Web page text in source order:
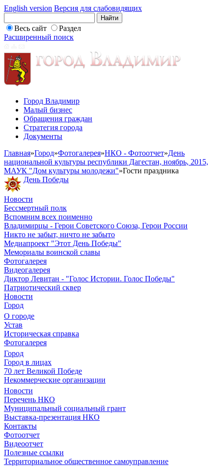
English version Версия для слабовидящих
Весь сайт
Раздел
Расширенный поиск
Город Владимир
Малый бизнес
Обращения граждан
Стратегия города
Документы
Главная»Город»Фотогалерея»НКО - Фотоотчет»День
национальной культуры республики Дагестан, ноябрь, 2015,
МАУК "Дом культуры молодежи"»Гости праздника
День Победы
Новости
Бессмертный полк
Вспомним всех поименно
Владимирцы - Герои Советского Союза, Герои России
Никто не забыт, ничто не забыто
Медиапроект "Этот День Победы"
Мемориалы воинской славы
Фотогалерея
Видеогалерея
Диктор Левитан - "Голос Истории. Голос Победы"
Патриотический сквер
Новости
Город
О городе
Устав
Историческая справка
Фотогалерея
Город
Город в лицах
70 лет Великой Победе
Некоммерческие организации
Новости
Перечень НКО
Муниципальный социальный грант
Выставка-презентация НКО
Контакты
Фотоотчет
Видеоотчет
Полезные ссылки
Территориальное общественное самоуправление